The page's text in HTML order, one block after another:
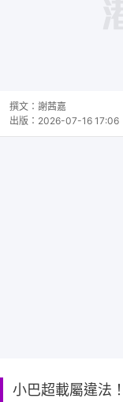
撰文： 謝茜嘉
出版： 2026-07-16 17:06
小巴超載屬違法